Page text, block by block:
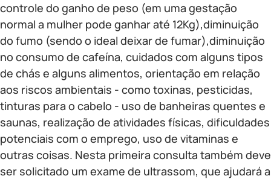
controle do ganho de peso (em uma gestação
normal a mulher pode ganhar até 12Kg),diminuição
do fumo (sendo o ideal deixar de fumar),diminuição
no consumo de cafeína, cuidados com alguns tipos
de chás e alguns alimentos, orientação em relação
aos riscos ambientais - como toxinas, pesticidas,
tinturas para o cabelo - uso de banheiras quentes e
saunas, realização de atividades físicas, dificuldades
potenciais com o emprego, uso de vitaminas e
outras coisas. Nesta primeira consulta também deve
ser solicitado um exame de ultrassom, que ajudará a